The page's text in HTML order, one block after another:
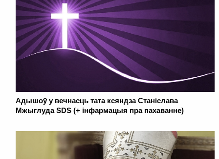
Адышоў у вечнасць тата ксяндза Станіслава
Мжыглуда SDS (+ інфармацыя пра пахаванне)